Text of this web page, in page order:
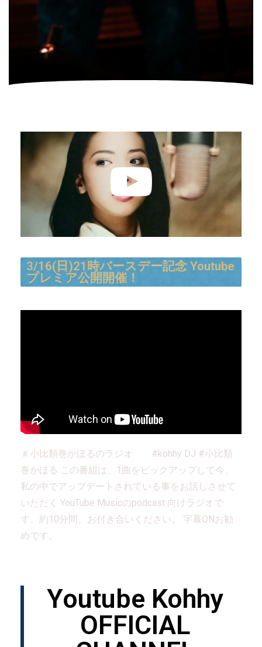
3/16(日)21時バースデー記念 Youtube
プレミア公開開催！
＃小比類巻かほるのラジオ #kohhy DJ #小比類
巻かほる この番組は、1曲をピックアップして今、
私の中でアップデートされている事をお話しさせて
いただく YouTube Musicのpodcast 向けラジオで
す。約10分間、お付き合いください。 字幕ONお勧
めです。
Youtube Kohhy
OFFICIAL